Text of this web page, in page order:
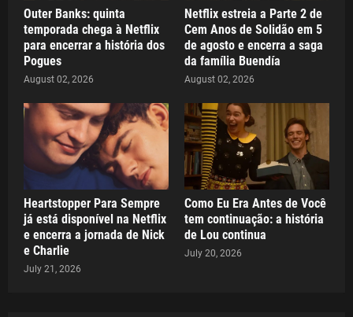
Outer Banks: quinta
temporada chega à Netflix
para encerrar a história dos
Pogues
August 02, 2026
Netflix estreia a Parte 2 de
Cem Anos de Solidão em 5
de agosto e encerra a saga
da família Buendía
August 02, 2026
Heartstopper Para Sempre
já está disponível na Netflix
e encerra a jornada de Nick
e Charlie
July 21, 2026
Como Eu Era Antes de Você
tem continuação: a história
de Lou continua
July 20, 2026